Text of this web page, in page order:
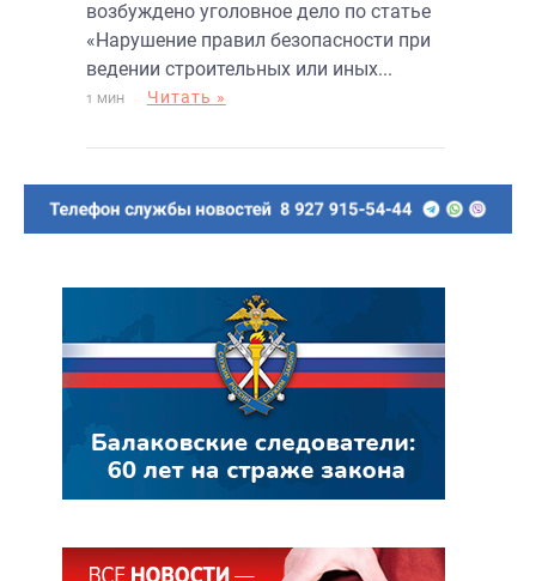
возбуждено уголовное дело по статье
«Нарушение правил безопасности при
ведении строительных или иных...
1 МИН Читать »